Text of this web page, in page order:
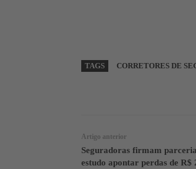
TAGS CORRETORES DE
Artigo anterior
Seguradoras firmam
estudo apontar perdas de R$